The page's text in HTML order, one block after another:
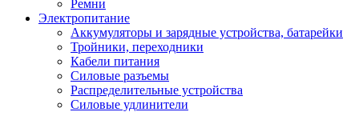
Ремни
Электропитание
Аккумуляторы и зарядные устройства, батарейки
Тройники, переходники
Кабели питания
Силовые разъемы
Распределительные устройства
Силовые удлинители